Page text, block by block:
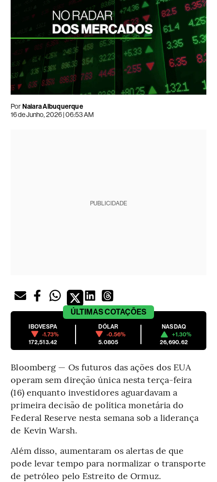
PorNaiara Albuquerque
16 de Junho, 2026 | 06:53 AM
PUBLICIDADE
ÚLTIMASCOTAÇÕES
IBOVESPA
-1.73%
172,513.42
DÓLAR
-0.56%
5.0805
NASDAQ
+1.30%
26,690.62
Bloomberg — Os futuros das ações dos EUA
operam sem direção única nesta terça-feira
(16) enquanto investidores aguardavam a
primeira decisão de política monetária do
Federal Reserve nesta semana sob a liderança
de Kevin Warsh.
Além disso, aumentaram os alertas de que
pode levar tempo para normalizar o transporte
de petróleo pelo Estreito de Ormuz.